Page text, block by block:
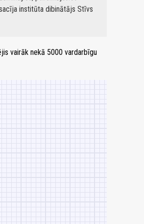
institūta dibinātājs Stīvs
vairāk nekā 5000 vardarbīgu